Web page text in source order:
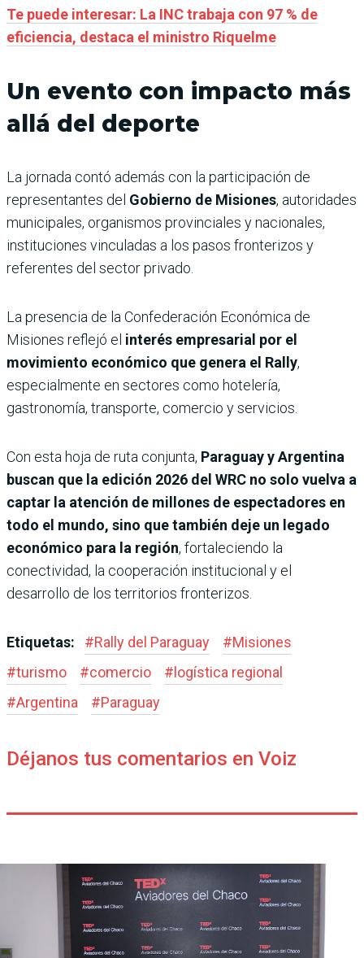
Te puede interesar: La INC trabaja con 97 % de
eficiencia, destaca el ministro Riquelme
Un evento con impacto más
allá del deporte
La jornada contó además con la participación de
representantes del Gobierno de Misiones, autoridades
municipales, organismos provinciales y nacionales,
instituciones vinculadas a los pasos fronterizos y
referentes del sector privado.
La presencia de la Confederación Económica de
Misiones reflejó el interés empresarial por el
movimiento económico que genera el Rally,
especialmente en sectores como hotelería,
gastronomía, transporte, comercio y servicios.
Con esta hoja de ruta conjunta, Paraguay y Argentina
buscan que la edición 2026 del WRC no solo vuelva a
captar la atención de millones de espectadores en
todo el mundo, sino que también deje un legado
económico para la región, fortaleciendo la
conectividad, la cooperación institucional y el
desarrollo de los territorios fronterizos.
Etiquetas: #Rally del Paraguay #Misiones
#turismo #comercio #logística regional
#Argentina #Paraguay
Déjanos tus comentarios en Voiz